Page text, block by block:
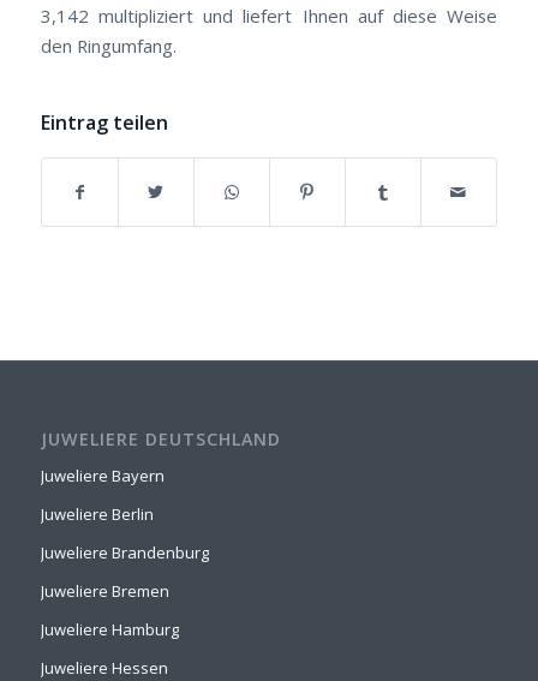
3,142 multipliziert und liefert Ihnen auf diese Weise
den Ringumfang.
Eintrag teilen
JUWELIERE DEUTSCHLAND
Juweliere Bayern
Juweliere Berlin
Juweliere Brandenburg
Juweliere Bremen
Juweliere Hamburg
Juweliere Hessen